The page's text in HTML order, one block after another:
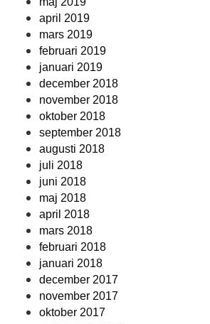
april 2019
mars 2019
februari 2019
januari 2019
december 2018
november 2018
oktober 2018
september 2018
augusti 2018
juli 2018
juni 2018
maj 2018
april 2018
mars 2018
februari 2018
januari 2018
december 2017
november 2017
oktober 2017